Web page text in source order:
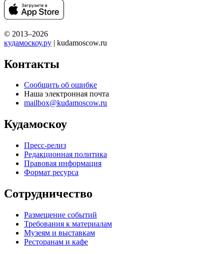
© 2013–2026
кудамоскоу.ру | kudamoscow.ru
Контакты
Сообщить об ошибке
Наша электронная почта
mailbox@kudamoscow.ru
Кудамоскоу
Пресс-релиз
Редакционная политика
Правовая информация
Формат ресурса
Сотрудничество
Размещение событий
Требования к материалам
Музеям и выставкам
Ресторанам и кафе